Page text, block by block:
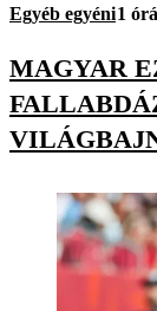
Egyéb egyéni1
MAGYAR